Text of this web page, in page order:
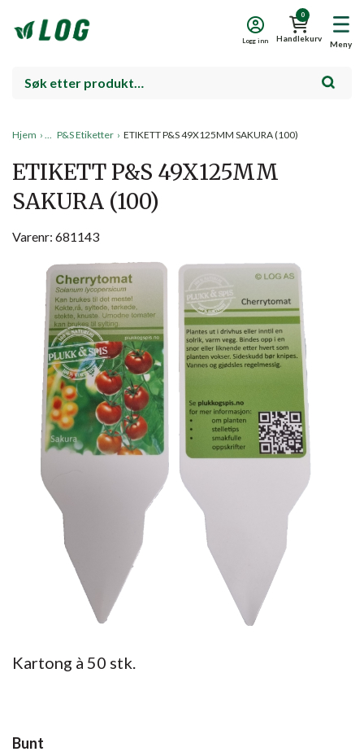
Meny
0
Handlekurv
Logg inn
Hjem › P&S Etiketter › ETIKETT P&S 49X125MM SAKURA (100)
ETIKETT P&S 49X125MM
SAKURA (100)
Varenr: 681143
Kartong à 50 stk.
Bunt